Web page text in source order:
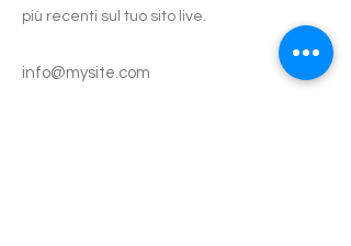
più recenti sul tuo sito live.
info@mysite.com